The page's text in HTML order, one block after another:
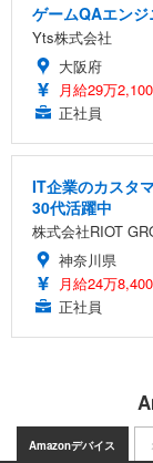
ゲームQAエン
Yts株式会社
大阪府
月給29万
正社員
IT企業のカスタ
30代活躍中
株式会社RIOT
神奈川県
月給24万
正社員
Amazonデバイス